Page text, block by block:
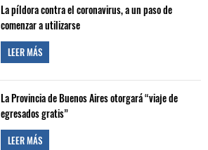
La píldora contra el coronavirus, a un paso de
comenzar a utilizarse
LEER MÁS
La Provincia de Buenos Aires otorgará “viaje de
egresados gratis”
LEER MÁS